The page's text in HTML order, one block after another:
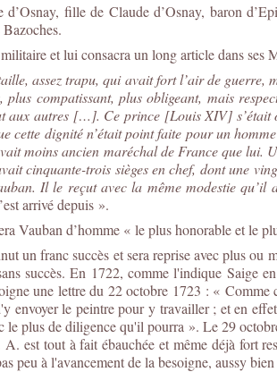
fille de Claude d’Osnay, baron
et lui consacra un long article dans ses
assez trapu, qui avait fort l’air de
compatissant, plus obligeant, mais
aux autres […]. Ce prince [Louis XIV]
cette dignité n’était point faite pour un
moins ancien maréchal de France que lui.
cinquante-trois sièges en chef, dont une
Il le reçut avec la même modestie qu’il
arrivé depuis ».
Vauban d’homme « le plus honorable et le
un franc succès et sera reprise avec plus
succès. En 1722, comme l'indique Saige
une lettre du 22 octobre 1723 : « Comme
envoyer le peintre pour y travailler ; et en
le plus de diligence qu'il pourra ». Le 29
est tout à fait ébauchée et même déjà fort
peu à l'avancement de la besoigne, aussy